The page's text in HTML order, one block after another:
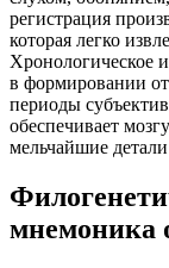
регистрация
которая легко
Хронологическое
в формировании
периоды
обеспечивает
мельчайшие
мнемоника